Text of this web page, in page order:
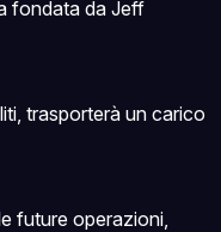
fondata da Jeff
trasporterà un carico
future operazioni,